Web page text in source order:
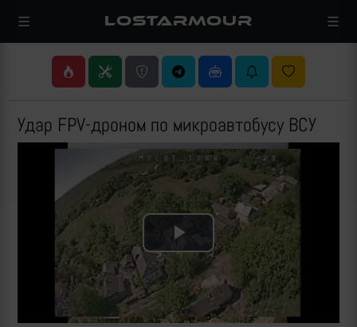
LOSTARMOUR
Удар FPV-дроном по микроавтобусу ВСУ
Play
Video